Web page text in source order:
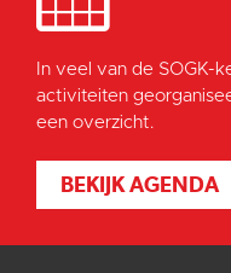
In veel van de SOGK-
activiteiten
een overzicht.
BEKIJK AGENDA